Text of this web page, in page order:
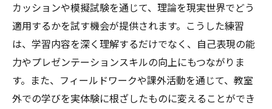
カッションや模擬試験を通じて、理論を現実世界でどう
適用するかを試す機会が提供されます。こうした練習
は、学習内容を深く理解するだけでなく、自己表現の能
力やプレゼンテーションスキルの向上にもつながりま
す。また、フィールドワークや課外活動を通じて、教室
外での学びを実体験に根ざしたものに変えることができ